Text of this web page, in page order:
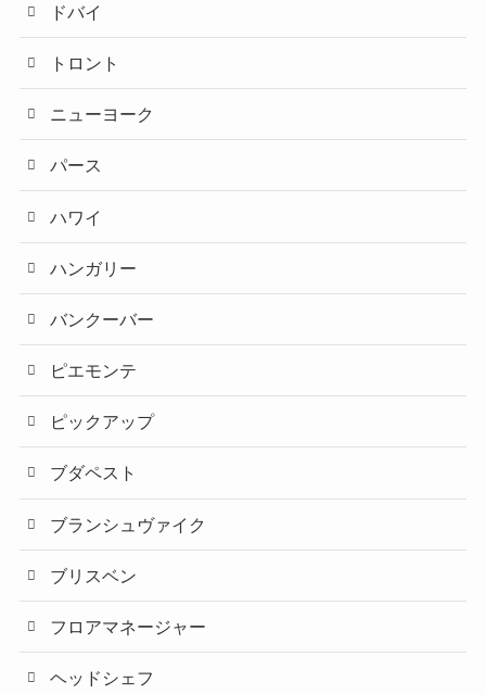
ドバイ
トロント
ニューヨーク
パース
ハワイ
ハンガリー
バンクーバー
ピエモンテ
ピックアップ
ブダペスト
ブランシュヴァイク
ブリスベン
フロアマネージャー
ヘッドシェフ